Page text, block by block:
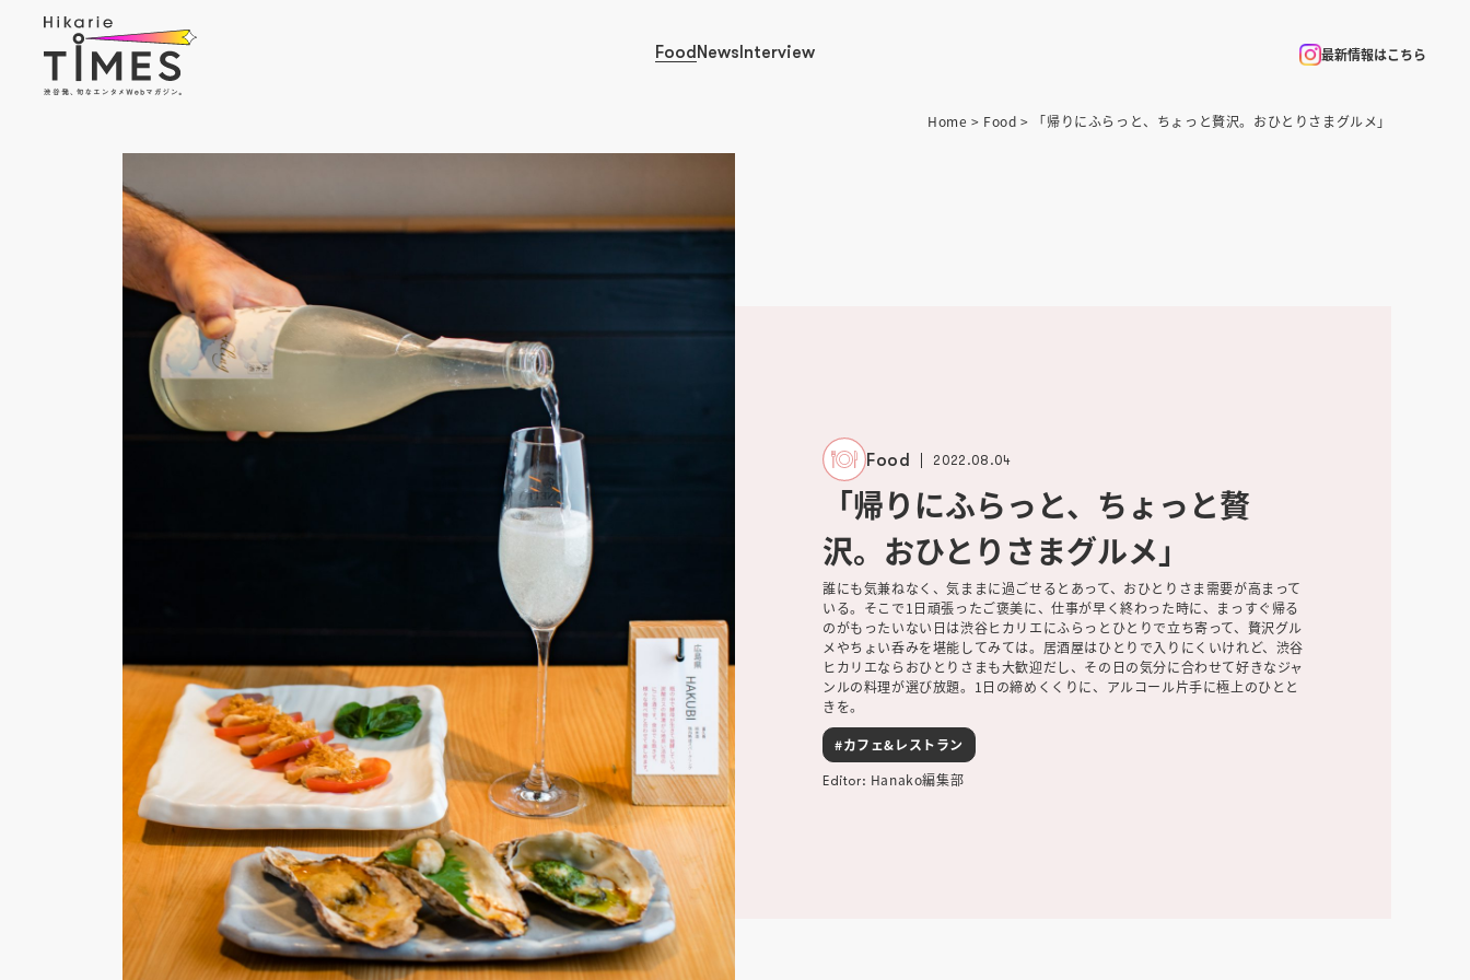
Food News Interview 最新情報はこちら
Home > Food > 「帰りにふらっと、ちょっと贅沢。おひとりさまグルメ」
Food 2022.08.04
「帰りにふらっと、ちょっと贅
沢。おひとりさまグルメ」
誰にも気兼ねなく、気ままに過ごせるとあって、おひとりさま需要が高まって
いる。そこで1日頑張ったご褒美に、仕事が早く終わった時に、まっすぐ帰る
のがもったいない日は渋谷ヒカリエにふらっとひとりで立ち寄って、贅沢グル
メやちょい呑みを堪能してみては。居酒屋はひとりで入りにくいけれど、渋谷
ヒカリエならおひとりさまも大歓迎だし、その日の気分に合わせて好きなジャ
ンルの料理が選び放題。1日の締めくくりに、アルコール片手に極上のひとと
きを。
#カフェ&レストラン
Editor: Hanako編集部